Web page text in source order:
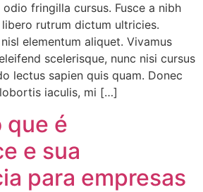
fringilla cursus. Fusce a nibh
rutrum dictum ultricies.
elementum aliquet. Vivamus
scelerisque, nunc nisi cursus
lectus sapien quis quam. Donec
iaculis, mi […]
que é
e sua
para empresas